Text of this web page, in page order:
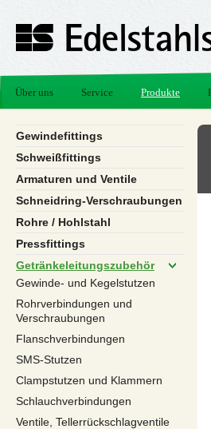
Über uns Service Produkte
Gewindefittings
Schweißfittings
Armaturen und Ventile
Schneidring-Verschraubungen
Rohre / Hohlstahl
Pressfittings
Getränkeleitungszubehör
Gewinde- und Kegelstutzen
Rohrverbindungen und
Verschraubungen
Flanschverbindungen
SMS-Stutzen
Clampstutzen und Klammern
Schlauchverbindungen
Ventile, Tellerrückschlagventile